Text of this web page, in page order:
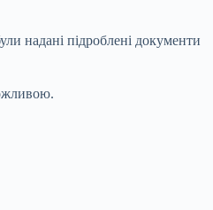
надані підроблені документи